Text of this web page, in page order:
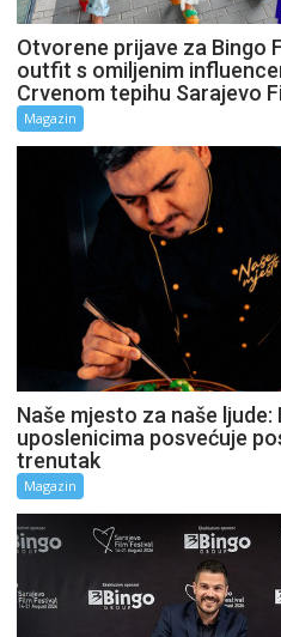
Otvorene prijave za Bingo
outfit s omiljenim
Crvenom tepihu Sarajevo
Magazin
Naše mjesto za naše
uposlenicima posvećuje
trenutak
Magazin